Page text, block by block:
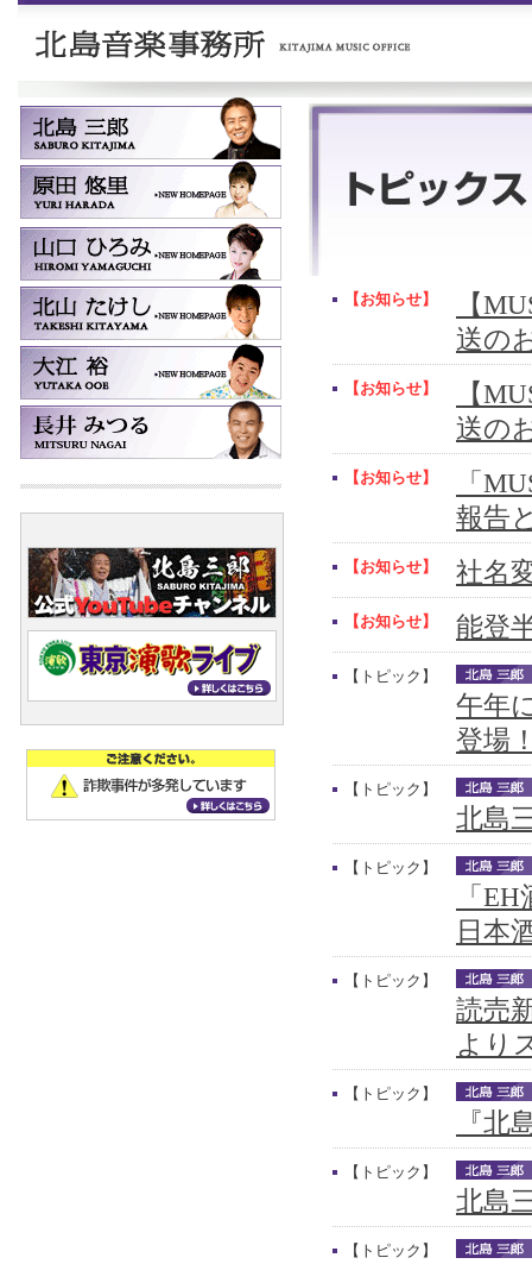
【お知らせ】
【
送の
【お知らせ】
【
送の
【お知らせ】
「
報告
【お知らせ】 社名
【お知らせ】 能登
【トピック】
午年
登場
【トピック】
北島
【トピック】
「
日本
【トピック】
読売
より
【トピック】
『北
【トピック】
北島
【トピック】